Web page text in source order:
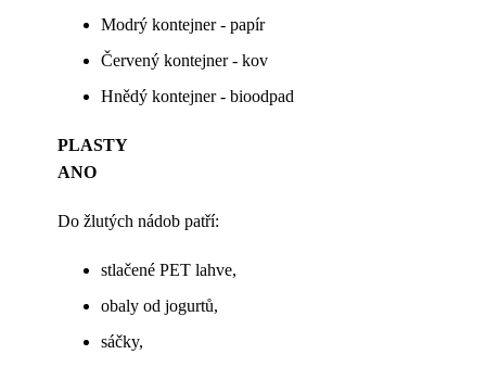
Modrý kontejner - papír
Červený kontejner - kov
Hnědý kontejner - bioodpad
PLASTY
ANO
Do žlutých nádob patří:
stlačené PET lahve,
obaly od jogurtů,
sáčky,